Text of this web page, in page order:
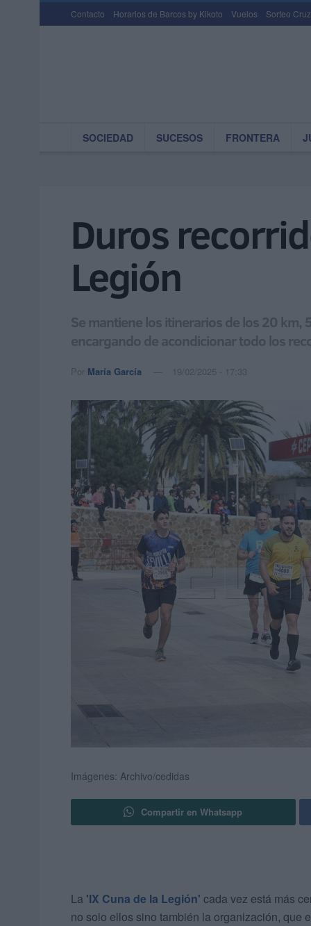
Contacto Horarios de Barcos by Kikoto Vuelos Sorteo
SOCIEDAD SUCESOS FRONTERA
Duros
Legión
Se mantiene los itinerarios de los 20 km,
encargando de acondicionar todo los
Por María García 19/02/2025 - 17:33
Imágenes: Archivo/cedidas
Compartir en Whatsapp
La 'IX Cuna de la Legión' cada vez está más
no solo ellos sino también la organización, que